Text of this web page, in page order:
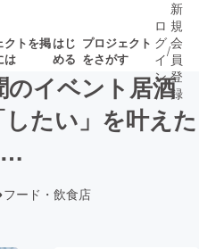
クトを掲
は
はじ
める
プロジェクト
をさがす
ロ
グ
イ
ン
/
新
規
会
員
登
録
のイベント居酒
たい」を叶えた
フード・飲食店